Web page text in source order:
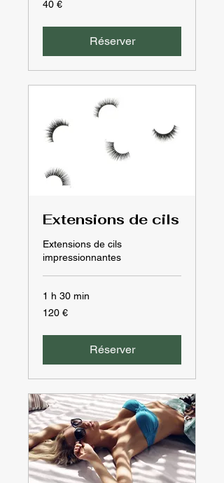
euros
40 €
Réserver
Extensions de cils
Extensions de cils
impressionnantes
1 h 30 min
120
euros
120 €
Réserver